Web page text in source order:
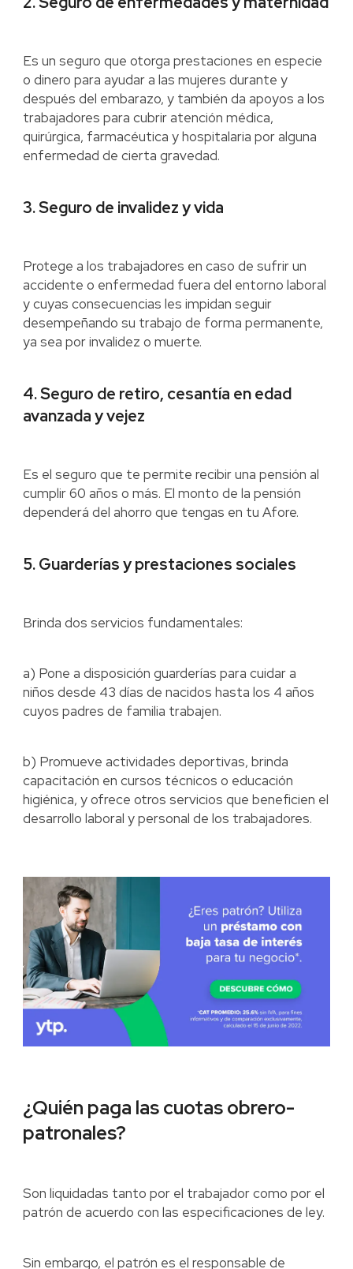
Es un seguro que otorga prestaciones en especie
o dinero para ayudar a las mujeres durante y
después del embarazo, y también da apoyos a los
trabajadores para cubrir atención médica,
quirúrgica, farmacéutica y hospitalaria por alguna
enfermedad de cierta gravedad.
3. Seguro de invalidez y vida
Protege a los trabajadores en caso de sufrir un
accidente o enfermedad fuera del entorno laboral
y cuyas consecuencias les impidan seguir
desempeñando su trabajo de forma permanente,
ya sea por invalidez o muerte.
4. Seguro de retiro, cesantía en edad
avanzada y vejez
Es el seguro que te permite recibir una pensión al
cumplir 60 años o más. El monto de la pensión
dependerá del ahorro que tengas en tu Afore.
5. Guarderías y prestaciones sociales
Brinda dos servicios fundamentales:
a) Pone a disposición guarderías para cuidar a
niños desde 43 días de nacidos hasta los 4 años
cuyos padres de familia trabajen.
b) Promueve actividades deportivas, brinda
capacitación en cursos técnicos o educación
higiénica, y ofrece otros servicios que beneficien el
desarrollo laboral y personal de los trabajadores.
¿Quién paga las cuotas obrero-
patronales?
Son liquidadas tanto por el trabajador como por el
patrón de acuerdo con las especificaciones de ley.
Sin embargo, el patrón es el responsable de